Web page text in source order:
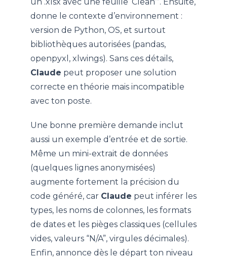
un .xlsx avec une feuille ‘Clean’”. Ensuite,
donne le contexte d’environnement :
version de Python, OS, et surtout
bibliothèques autorisées (pandas,
openpyxl, xlwings). Sans ces détails,
Claude peut proposer une solution
correcte en théorie mais incompatible
avec ton poste.
Une bonne première demande inclut
aussi un exemple d’entrée et de sortie.
Même un mini-extrait de données
(quelques lignes anonymisées)
augmente fortement la précision du
code généré, car Claude peut inférer les
types, les noms de colonnes, les formats
de dates et les pièges classiques (cellules
vides, valeurs “N/A”, virgules décimales).
Enfin, annonce dès le départ ton niveau